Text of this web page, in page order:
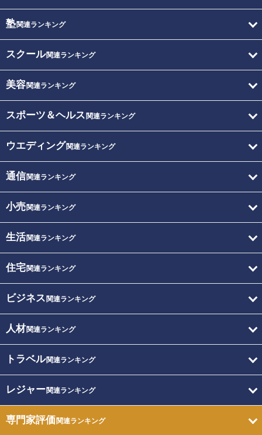
塾関連ランキング
スクール関連ランキング
美容関連ランキング
スポーツ＆ヘルス 関連ランキング
ウエディング関連ランキング
通信関連ランキング
小売関連ランキング
生活関連ランキング
住宅関連ランキング
ビジネス 関連ランキング
人材関連ランキング
トラベル関連ランキング
レジャー関連ランキング
専門家評価関連ランキング